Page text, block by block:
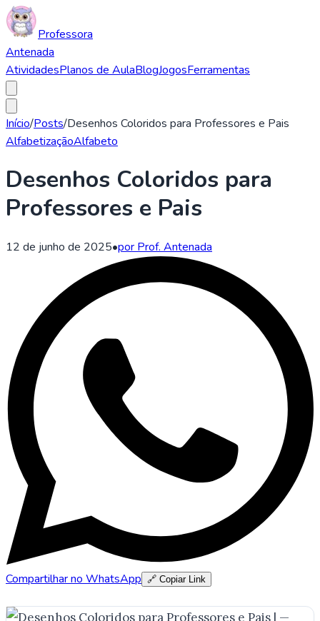
Professora
Antenada
AtividadesPlanos de AulaBlogJogosFerramentas
Início/Posts/Desenhos Coloridos para Professores e Pais
AlfabetizaçãoAlfabeto
Desenhos Coloridos para
Professores e Pais
12 de junho de 2025•por Prof. Antenada
Compartilhar no WhatsApp 🔗 Copiar Link